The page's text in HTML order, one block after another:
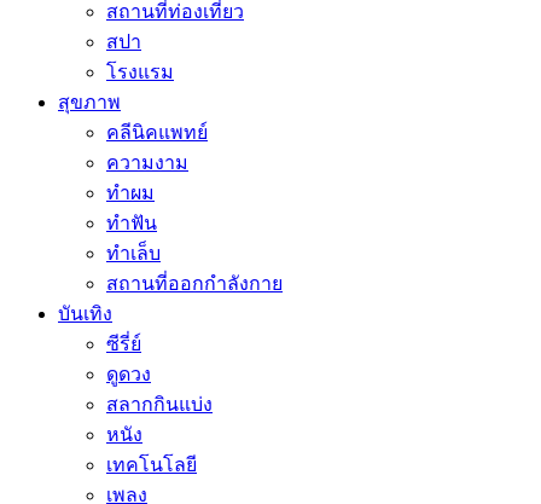
สถานที่ท่องเที่ยว
สปา
โรงแรม
สุขภาพ
คลีนิคแพทย์
ความงาม
ทำผม
ทำฟัน
ทำเล็บ
สถานที่ออกกำลังกาย
บันเทิง
ซีรี่ย์
ดูดวง
สลากกินแบ่ง
หนัง
เทคโนโลยี
เพลง